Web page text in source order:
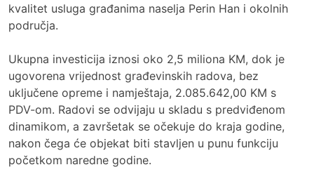
kvalitet usluga građanima naselja Perin Han i okolnih
područja.
Ukupna investicija iznosi oko 2,5 miliona KM, dok je
ugovorena vrijednost građevinskih radova, bez
uključene opreme i namještaja, 2.085.642,00 KM s
PDV-om. Radovi se odvijaju u skladu s predviđenom
dinamikom, a završetak se očekuje do kraja godine,
nakon čega će objekat biti stavljen u punu funkciju
početkom naredne godine.